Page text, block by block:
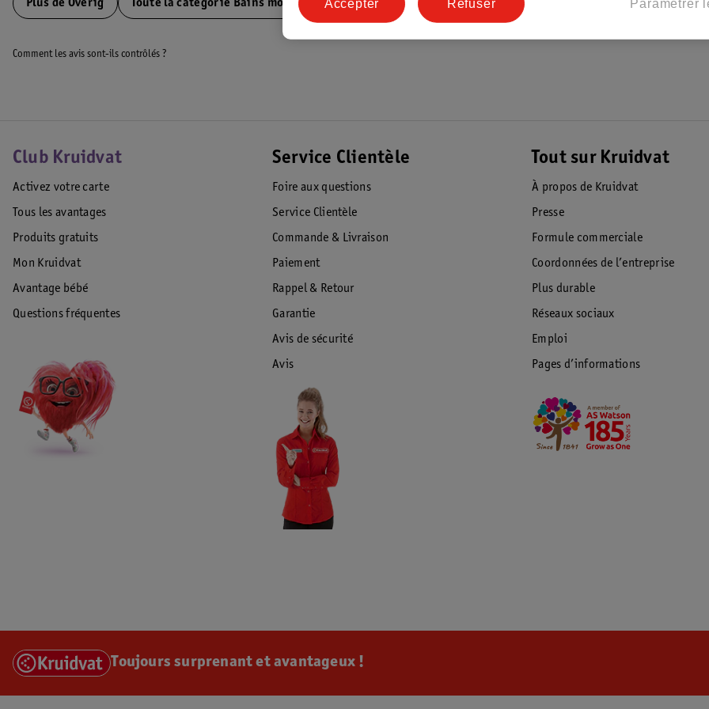
Plus de Overig Toute la catégorie Bains moussants pour bebe
Comment les avis sont-ils contrôlés ?
Club Kruidvat
Activez votre carte
Tous les avantages
Produits gratuits
Mon Kruidvat
Avantage bébé
Questions fréquentes
Service Clientèle
Foire aux questions
Service Clientèle
Commande & Livraison
Paiement
Rappel & Retour
Garantie
Avis de sécurité
Avis
Tout sur Kruidvat
À propos de Kruidvat
Presse
Formule commerciale
Coordonnées de l’entreprise
Plus durable
Réseaux sociaux
Emploi
Pages d’informations
Toujours surprenant et avantageux !
Paramétrer
Refuser
Accepter